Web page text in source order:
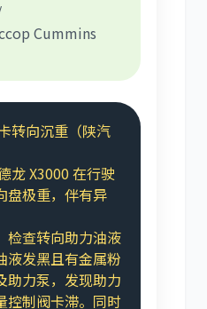
Cummins
转向沉重（陕汽
龙 X3000 在行驶
盘极重，伴有异
检查转向助力油液
液发黑且有金属粉
助力泵，发现助力
控制阀卡滞。同时